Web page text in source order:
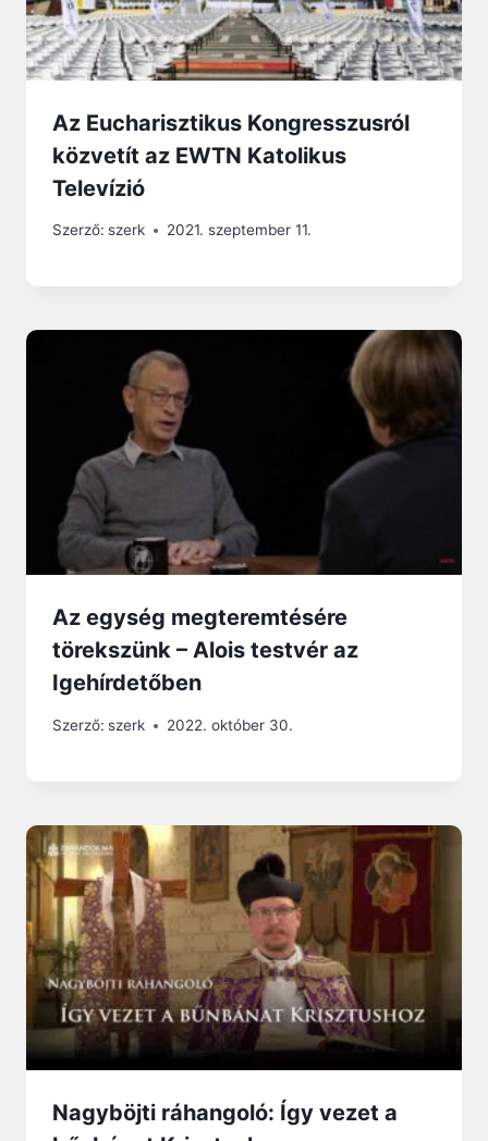
Az Eucharisztikus Kongresszusról
közvetít az EWTN Katolikus
Televízió
Szerző: szerk 2021. szeptember 11.
Az egység megteremtésére
törekszünk – Alois testvér az
Igehírdetőben
Szerző: szerk 2022. október 30.
Nagyböjti ráhangoló: Így vezet a